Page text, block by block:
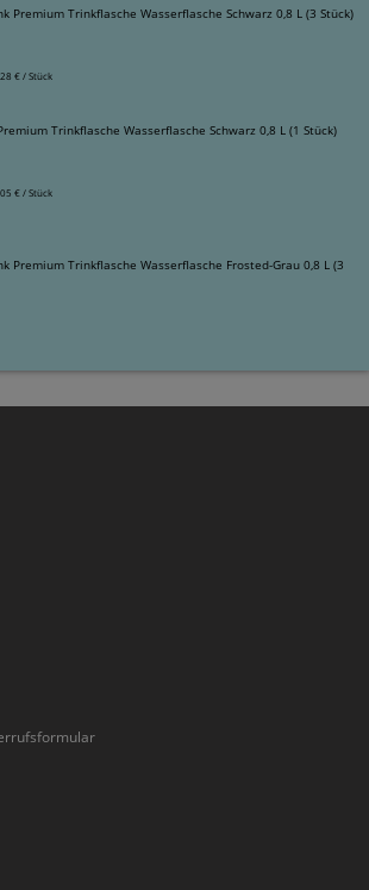
Premium Trinkflasche Wasserflasche Schwarz 0,8 L (3 Stück)
€ / Stück
Trinkflasche Wasserflasche Schwarz 0,8 L (1 Stück)
€ / Stück
Premium Trinkflasche Wasserflasche Frosted-Grau 0,8 L (3